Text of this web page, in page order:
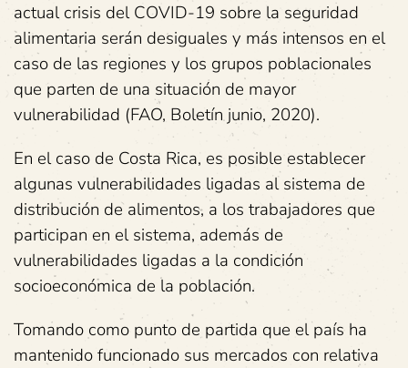
actual crisis del COVID-19 sobre la seguridad
alimentaria serán desiguales y más intensos en el
caso de las regiones y los grupos poblacionales
que parten de una situación de mayor
vulnerabilidad (FAO, Boletín junio, 2020).
En el caso de Costa Rica, es posible establecer
algunas vulnerabilidades ligadas al sistema de
distribución de alimentos, a los trabajadores que
participan en el sistema, además de
vulnerabilidades ligadas a la condición
socioeconómica de la población.
Tomando como punto de partida que el país ha
mantenido funcionado sus mercados con relativa